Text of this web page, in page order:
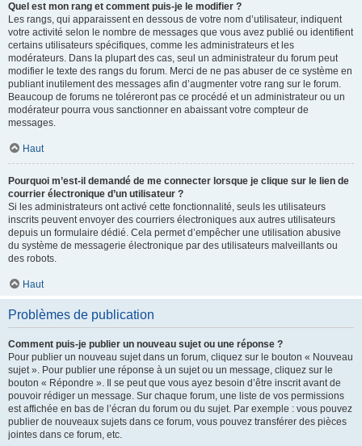
Quel est mon rang et comment puis-je le modifier ?
Les rangs, qui apparaissent en dessous de votre nom d’utilisateur, indiquent
votre activité selon le nombre de messages que vous avez publié ou identifient
certains utilisateurs spécifiques, comme les administrateurs et les
modérateurs. Dans la plupart des cas, seul un administrateur du forum peut
modifier le texte des rangs du forum. Merci de ne pas abuser de ce système en
publiant inutilement des messages afin d’augmenter votre rang sur le forum.
Beaucoup de forums ne toléreront pas ce procédé et un administrateur ou un
modérateur pourra vous sanctionner en abaissant votre compteur de
messages.
Haut
Pourquoi m’est-il demandé de me connecter lorsque je clique sur le lien de
courrier électronique d’un utilisateur ?
Si les administrateurs ont activé cette fonctionnalité, seuls les utilisateurs
inscrits peuvent envoyer des courriers électroniques aux autres utilisateurs
depuis un formulaire dédié. Cela permet d’empêcher une utilisation abusive
du système de messagerie électronique par des utilisateurs malveillants ou
des robots.
Haut
Problèmes de publication
Comment puis-je publier un nouveau sujet ou une réponse ?
Pour publier un nouveau sujet dans un forum, cliquez sur le bouton « Nouveau
sujet ». Pour publier une réponse à un sujet ou un message, cliquez sur le
bouton « Répondre ». Il se peut que vous ayez besoin d’être inscrit avant de
pouvoir rédiger un message. Sur chaque forum, une liste de vos permissions
est affichée en bas de l’écran du forum ou du sujet. Par exemple : vous pouvez
publier de nouveaux sujets dans ce forum, vous pouvez transférer des pièces
jointes dans ce forum, etc.